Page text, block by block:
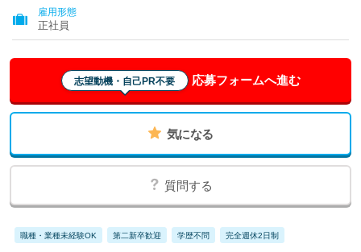
雇用形態
正社員
志望動機・自己PR不要 応募フォームへ進む
気になる
質問する
職種・業種未経験OK 第二新卒歓迎 学歴不問 完全週休2日制